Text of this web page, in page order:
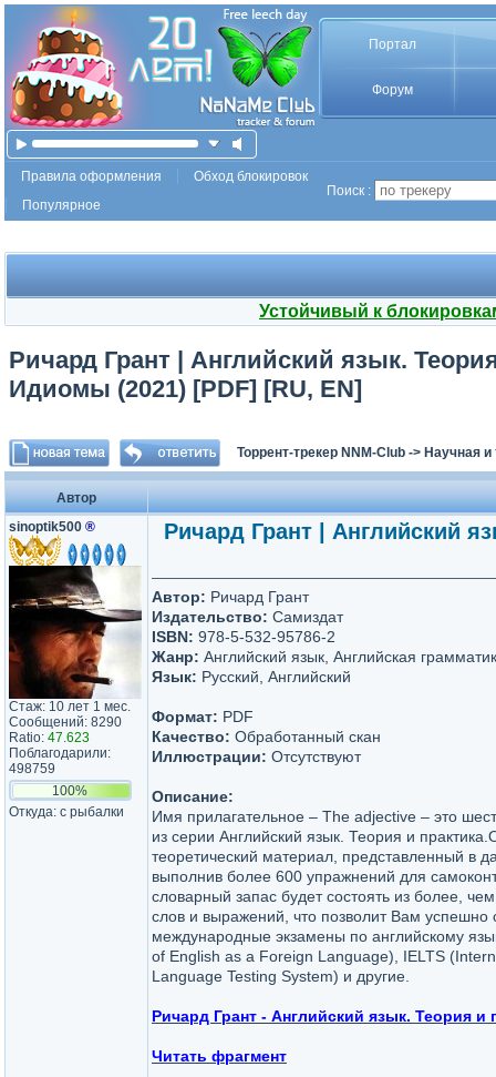
Портал
Форум
Правила оформления
Обход блокировок
Популярное
Поиск :
Устойчивый к
Ричард Грант | Английский язык.
Идиомы (2021) [PDF] [RU, EN]
Торрент-трекер NNM-Club -> Научная и
Автор
sinoptik500 ®
Стаж: 10 лет 1 мес.
Сообщений: 8290
Ratio: 47.623
Поблагодарили:
498759
100%
Откуда: с рыбалки
Ричард Грант | Английский
Автор: Ричард Грант
Издательство: Самиздат
ISBN: 978-5-532-95786-2
Жанр: Английский язык, Английская
Язык: Русский, Английский
Формат: PDF
Качество: Обработанный скан
Иллюстрации: Отсутствуют
Описание:
Имя прилагательное – The adjective – это
из серии Английский язык. Теория и
теоретический материал, представленный в
выполнив более 600 упражнений для
словарный запас будет состоять из более,
слов и выражений, что позволит Вам успешно
международные экзамены по английскому
of English as a Foreign Language), IELTS
Language Testing System) и другие.
Ричард Грант - Английский язык. Теория и
Читать фрагмент